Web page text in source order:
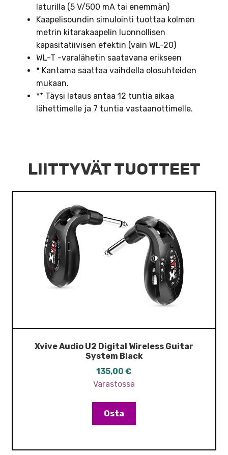
laturilla (5 V/500 mA tai enemmän)
Kaapelisoundin simulointi tuottaa kolmen
metrin kitarakaapelin luonnollisen
kapasitatiivisen efektin (vain WL-20)
WL-T -varalähetin saatavana erikseen
* Kantama saattaa vaihdella olosuhteiden
mukaan.
** Täysi lataus antaa 12 tuntia aikaa
lähettimelle ja 7 tuntia vastaanottimelle.
LIITTYVÄT TUOTTEET
Xvive Audio U2 Digital Wireless Guitar
System Black
135,00 €
Varastossa
Osta